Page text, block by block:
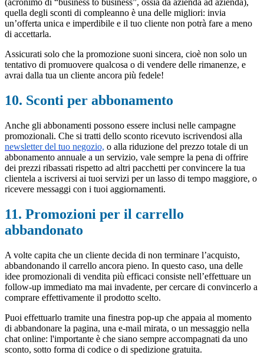
(acronimo di “business to business”, ossia da azienda ad azienda),
quella degli sconti di compleanno è una delle migliori: invia
un’offerta unica e imperdibile e il tuo cliente non potrà fare a meno
di accettarla.
Assicurati solo che la promozione suoni sincera, cioè non solo un
tentativo di promuovere qualcosa o di vendere delle rimanenze, e
avrai dalla tua un cliente ancora più fedele!
10. Sconti per abbonamento
Anche gli abbonamenti possono essere inclusi nelle campagne
promozionali. Che si tratti dello sconto ricevuto iscrivendosi alla
newsletter del tuo negozio, o alla riduzione del prezzo totale di un
abbonamento annuale a un servizio, vale sempre la pena di offrire
dei prezzi ribassati rispetto ad altri pacchetti per convincere la tua
clientela a iscriversi ai tuoi servizi per un lasso di tempo maggiore, o
ricevere messaggi con i tuoi aggiornamenti.
11. Promozioni per il carrello
abbandonato
A volte capita che un cliente decida di non terminare l’acquisto,
abbandonando il carrello ancora pieno. In questo caso, una delle
idee promozionali di vendita più efficaci consiste nell’effettuare un
follow-up immediato ma mai invadente, per cercare di convincerlo a
comprare effettivamente il prodotto scelto.
Puoi effettuarlo tramite una finestra pop-up che appaia al momento
di abbandonare la pagina, una e-mail mirata, o un messaggio nella
chat online: l'importante è che siano sempre accompagnati da uno
sconto, sotto forma di codice o di spedizione gratuita.